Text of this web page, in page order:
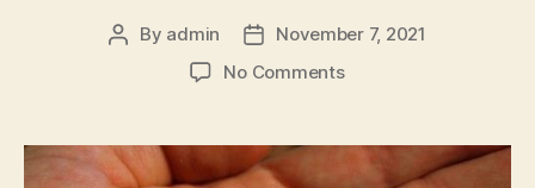
Post
By admin
Post
date
November 7, 2021
No Commentson
Đau
Nhức